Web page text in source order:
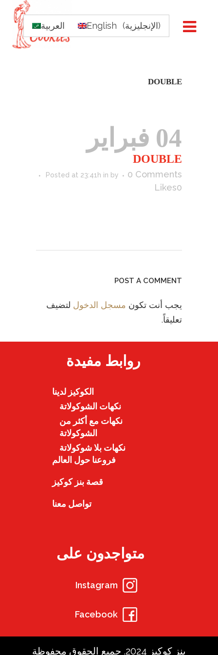
العربية English (الإنجليزية)
DOUBLE
04 فبراير
DOUBLE
Posted at 23:41h in by
0 Comments
0
Likes
POST A COMMENT
يجب أنت تكون مسجل الدخول لتضيف
تعليقاً.
روابط مفيدة
الكوكيز لدينا
نكهات الشوكولاتة
نكهات مع أكثر من
الشوكولاتة
نكهات بلا شوكولاتة
فروعنا حول العالم
قصة بنز كوكيز
تواصل معنا
متواجدون على
Instagram
Facebook
بنز كوكيز 2024. جميع الحقوق محفوظة